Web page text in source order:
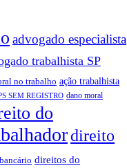
advogado especialista
trabalhista SP
no trabalho ação trabalhista
SEM REGISTRO dano moral
do
direito
direitos do